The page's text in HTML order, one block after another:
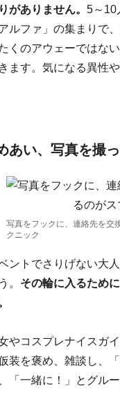
がありません。 5～10
ルファ」の集まりで
くのアウェーではな
ます。気になる異性
あい、写真を撮
写真をフックに、連絡先を交
クニック
ントでさりげない大
。 その輪に入るため
やコスプレナイスガ
装を褒め、雑談し、
「一緒に！」とグル